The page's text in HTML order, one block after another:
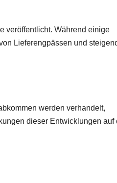
veröffentlicht. Während einige
Lieferengpässen und
werden verhandelt,
dieser Entwicklungen auf